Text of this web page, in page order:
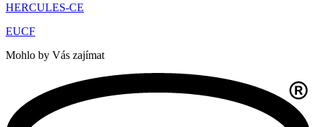
HERCULES-CE
EUCF
Mohlo by Vás zajímat